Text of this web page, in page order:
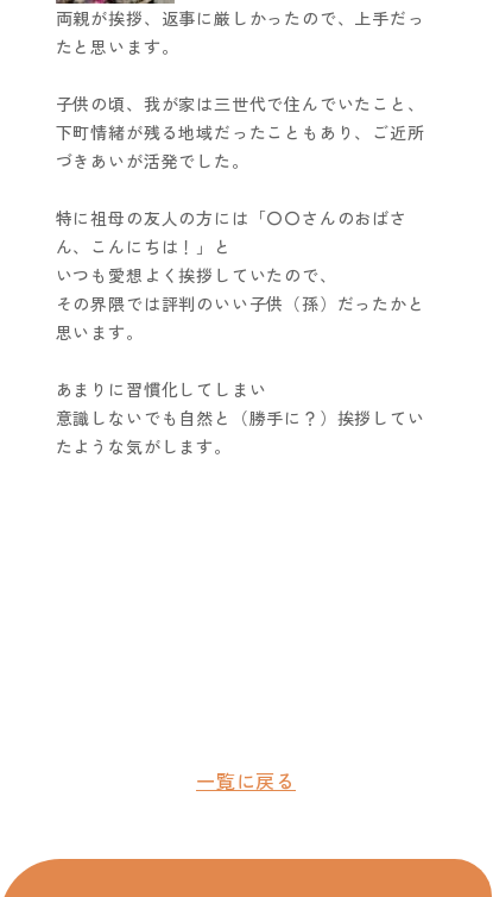
両親が挨拶、返事に厳しかったので、上手だっ
たと思います。
子供の頃、我が家は三世代で住んでいたこと、
下町情緒が残る地域だったこともあり、ご近所
づきあいが活発でした。
特に祖母の友人の方には「〇〇さんのおばさ
ん、こんにちは！」と
いつも愛想よく挨拶していたので、
その界隈では評判のいい子供（孫）だったかと
思います。
あまりに習慣化してしまい
意識しないでも自然と（勝手に？）挨拶してい
たような気がします。
一覧に戻る